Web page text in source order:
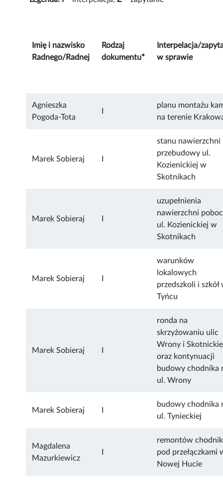
Imię i nazwisko
Radnego/Radnej
Rodzaj
dokumentu*
Interpelacja/
w sprawie
Agnieszka
Pogoda-Tota
planu montażu
na terenie
Marek Sobieraj
stanu nawierzchni
przebudowy ul.
Kozienickiej w
Skotnikach
Marek Sobieraj
uzupełnienia
nawierzchni
ul. Kozienickiej w
Skotnikach
Marek Sobieraj
warunków
lokalowych
przedszkoli i szkół
Tyńcu
Marek Sobieraj
ronda na
skrzyżowaniu ulic
Wrony i
oraz kontynuacji
budowy chodnika
ul. Wrony
Marek Sobieraj
budowy chodnika
ul. Tynieckiej
Magdalena
Mazurkiewicz
remontów
pod przełączkami
Nowej Hucie